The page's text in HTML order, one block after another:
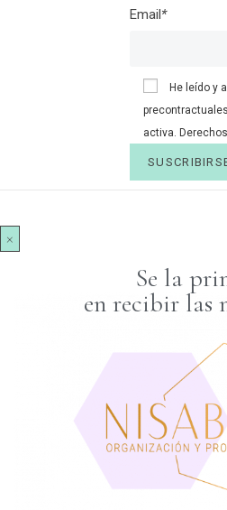
Email*
He leído y
activa.
×
Se la
en recibir las